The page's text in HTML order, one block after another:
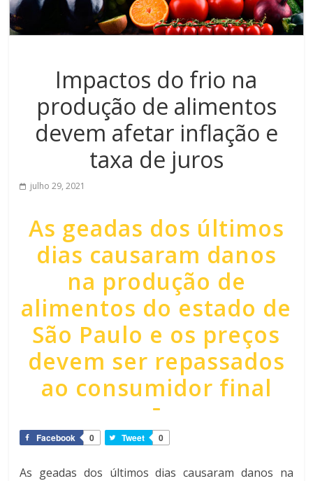
Impactos do frio na
produção de alimentos
devem afetar inflação e
taxa de juros
julho 29, 2021
As geadas dos últimos
dias causaram danos
na produção de
alimentos do estado de
São Paulo e os preços
devem ser repassados
ao consumidor final
Facebook 0 Tweet 0
As geadas dos últimos dias causaram danos na